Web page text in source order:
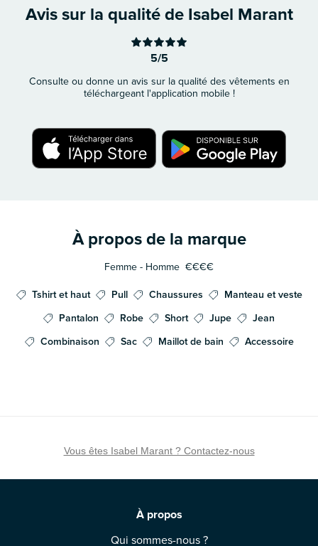
Avis sur la qualité de Isabel Marant
5/5
Consulte ou donne un avis sur la qualité des vêtements en
téléchargeant l'application mobile !
À propos de la marque
Femme - Homme €€€€
Tshirt et haut Pull Chaussures
Manteau et veste
Pantalon
Robe Short Jupe
Jean
Combinaison
Sac Maillot de bain Accessoire
Vous êtes Isabel Marant ? Contactez-nous
À propos
Qui sommes-nous ?